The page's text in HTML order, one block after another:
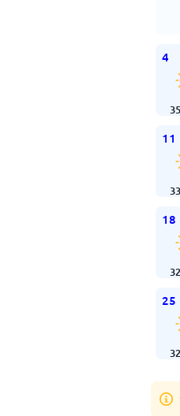
4
35
11
33
18
32
25
32